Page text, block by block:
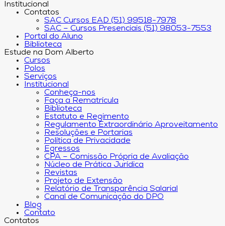
Institucional
Contatos
SAC Cursos EAD (51) 99518-7978
SAC – Cursos Presenciais (51) 98053-7553
Portal do Aluno
Biblioteca
Estude na Dom Alberto
Cursos
Polos
Serviços
Institucional
Conheça-nos
Faça a Rematrícula
Biblioteca
Estatuto e Regimento
Regulamento Extraordinário Aproveitamento
Resoluções e Portarias
Política de Privacidade
Egressos
CPA – Comissão Própria de Avaliação
Núcleo de Prática Jurídica
Revistas
Projeto de Extensão
Relatório de Transparência Salarial
Canal de Comunicação do DPO
Blog
Contato
Contatos